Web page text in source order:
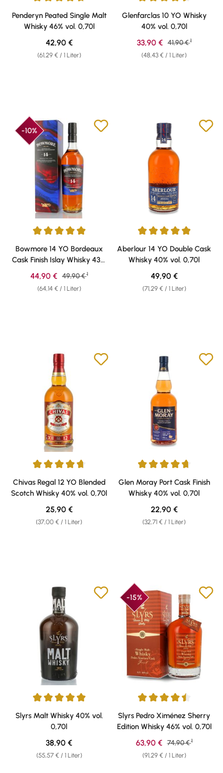
Durchschnittliche Bewertung von 4.79 von 5 Sternen
Penderyn Peated Single Malt
Whisky 46% vol. 0,70l
(61,29 € / 1 Liter)
Regulärer Preis:
42,90 €
Durchschnittliche Bewertung
Glenfarclas 10 YO Whisky
40% vol. 0,70l
(48,43 € / 1 Liter)
Verkaufspreis:
33,90 € Regulärer Preis:
41,90 € 1
-10%
Durchschnittliche Bewertung von 5 von 5 Sternen
Bowmore 14 YO Bordeaux
Cask Finish Islay Whisky 43%
vol. 0,70l
(64,14 € / 1 Liter)
Verkaufspreis:
44,90 € Regulärer Preis:
49,90 € 1
Durchschnittliche Bewertung
Aberlour 14 YO Double Cask
Whisky 40% vol. 0,70l
(71,29 € / 1 Liter)
Regulärer Preis:
49,90 €
Durchschnittliche Bewertung von 4.79 von 5 Sternen
Chivas Regal 12 YO Blended
Scotch Whisky 40% vol. 0,70l
(37,00 € / 1 Liter)
Regulärer Preis:
25,90 €
Durchschnittliche Bewertung
Glen Moray Port Cask Finish
Whisky 40% vol. 0,70l
(32,71 € / 1 Liter)
Regulärer Preis:
22,90 €
Durchschnittliche Bewertung von 5 von 5 Sternen
Slyrs Malt Whisky 40% vol.
0,70l
(55,57 € / 1 Liter)
Regulärer Preis:
38,90 €
-15%
Durchschnittliche Bewertung
Slyrs Pedro Ximénez Sherry
Edition Whisky 46% vol. 0,70l
(91,29 € / 1 Liter)
Verkaufspreis:
63,90 € Regulärer Preis:
74,90 € 1